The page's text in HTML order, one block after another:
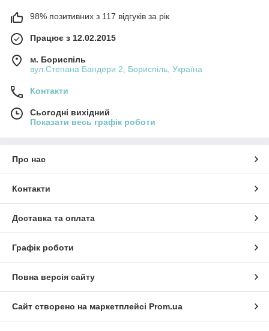
98% позитивних з 117 відгуків за рік
Працює з 12.02.2015
м. Бориспіль
вул.Степана Бандери 2, Бориспіль, Україна
Контакти
Сьогодні вихідний
Показати весь графік роботи
Про нас
Контакти
Доставка та оплата
Графік роботи
Повна версія сайту
Сайт створено на маркетплейсі Prom.ua